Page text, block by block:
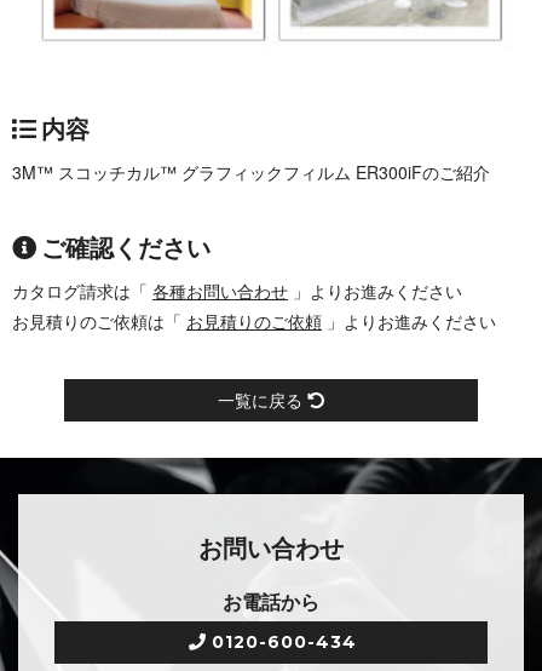
内容
3M™ スコッチカル™ グラフィックフィルム ER300iFのご紹介
ご確認ください
カタログ請求は「 各種お問い合わせ 」よりお進みください
お見積りのご依頼は「 お見積りのご依頼 」よりお進みください
一覧に戻る
お問い合わせ
お電話から
0120-600-434